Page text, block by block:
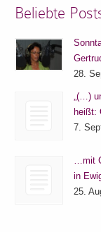
Beliebte
28.
„(…)
heißt:
7.
…mit
in
25.